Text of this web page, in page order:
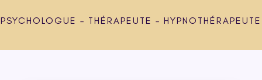
PSYCHOLOGUE – THÉRAPEUTE – HYPNOTHÉRAPEUTE